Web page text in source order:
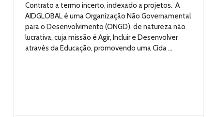
Contrato a termo incerto, indexado a projetos. A
AIDGLOBAL é uma Organização Não Governamental
para o Desenvolvimento (ONGD), de natureza não
lucrativa, cuja missão é Agir, Incluir e Desenvolver
através da Educação, promovendo uma Cida ...